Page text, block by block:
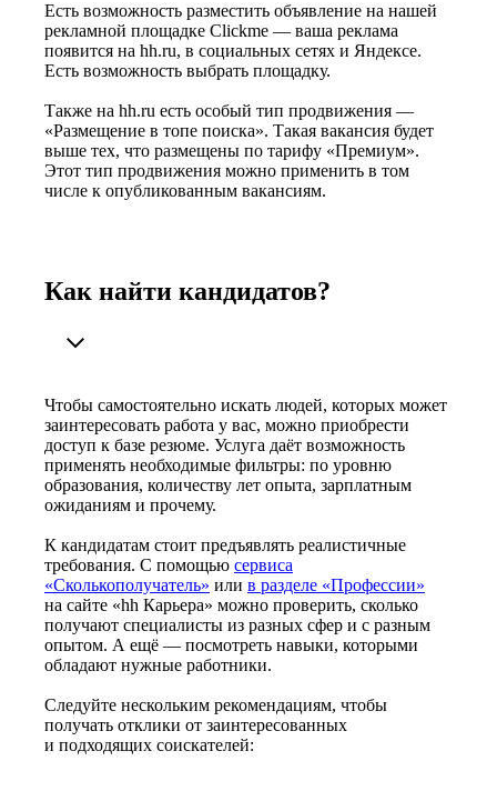
Есть возможность разместить объявление на нашей
рекламной площадке Clickme — ваша реклама
появится на hh.ru, в социальных сетях и Яндексе.
Есть возможность выбрать площадку.
Также на hh.ru есть особый тип продвижения —
«Размещение в топе поиска». Такая вакансия будет
выше тех, что размещены по тарифу «Премиум».
Этот тип продвижения можно применить в том
числе к опубликованным вакансиям.
Как найти кандидатов?
Чтобы самостоятельно искать людей, которых может
заинтересовать работа у вас, можно приобрести
доступ к базе резюме. Услуга даёт возможность
применять необходимые фильтры: по уровню
образования, количеству лет опыта, зарплатным
ожиданиям и прочему.
К кандидатам стоит предъявлять реалистичные
требования. С помощью сервиса
«Сколькополучатель» или в разделе «Профессии»
на сайте «hh Карьера» можно проверить, сколько
получают специалисты из разных сфер и с разным
опытом. А ещё — посмотреть навыки, которыми
обладают нужные работники.
Следуйте нескольким рекомендациям, чтобы
получать отклики от заинтересованных
и подходящих соискателей: